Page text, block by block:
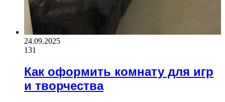
24.09.2025
131
Как оформить комнату для игр
и творчества